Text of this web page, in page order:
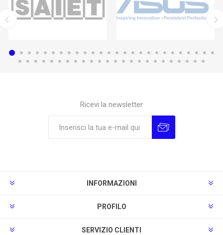
Ricevi la newsletter
INFORMAZIONI
PROFILO
SERVIZIO CLIENTI